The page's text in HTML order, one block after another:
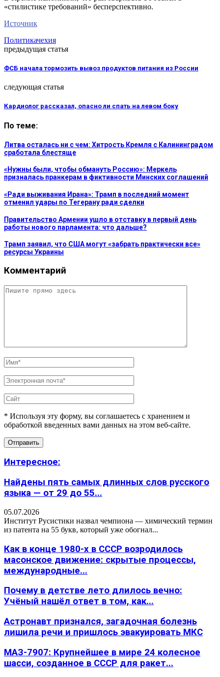
«стилистике требований» бесперспективно.
Источник
Политикачехия
предыдущая статья
ФСБ начала тормозить вывоз продуктов питания из России
следующая статья
Кардиолог рассказал, опасно ли спать на левом боку
По теме:
Литва осталась ни с чем: Хитрость Кремля с Калининградом
сработала блестяще
«Нужны были, чтобы обмануть Россию»: Меркель
призналась пранкерам в фиктивности Минских соглашений
«Ради выживания Ирана»: Трамп в последний момент
отменил удары по Тегерану ради сделки
Правительство Армении ушло в отставку в первый день
работы нового парламента: что дальше?
Трамп заявил, что США могут «забрать практически все»
ресурсы Украины
Комментарий
* Используя эту форму, вы соглашаетесь с хранением и
обработкой введенных вами данных на этом веб-сайте.
Интересное:
Найдены пять самых длинных слов русского
языка — от 29 до 55...
05.07.2026
Институт Русистики назвал чемпиона — химический термин
из патента на 55 букв, который уже обогнал...
Как в конце 1980-х в СССР возродилось
масонское движение: скрытые процессы,
международные...
Почему в детстве лето длилось вечно:
Учёный нашёл ответ в том, как...
Астронавт признался, загадочная болезнь
лишила речи и пришлось эвакуировать МКС
МАЗ-7907: Крупнейшее в мире 24 колесное
шасси, созданное в СССР для ракет...